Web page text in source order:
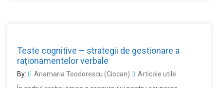
Teste cognitive – strategii de gestionare a
raționamentelor verbale
By: Anamaria Teodorescu (Ciocan)
Articole utile